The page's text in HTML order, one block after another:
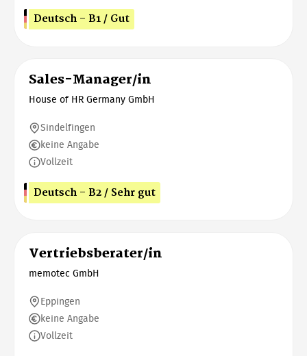
Deutsch - B1 / Gut
Sales-Manager/in
House of HR Germany GmbH
Sindelfingen
keine Angabe
Vollzeit
Deutsch - B2 / Sehr gut
Vertriebsberater/in
memotec GmbH
Eppingen
keine Angabe
Vollzeit